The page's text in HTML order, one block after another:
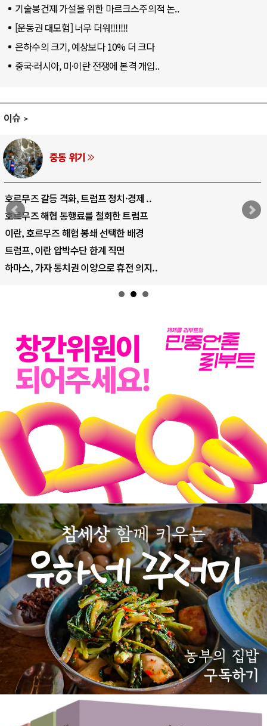
기술봉건제 가설을 위한 마르크스주의적 논..
[운동권 대모험] 너무 더워!!!!!!!
은하수의 크기, 예상보다 10% 더 크다
중국·러시아, 미·이란 전쟁에 본격 개입..
이슈
AI와 인간
중국 AI, 저가 공세로 글로벌 토큰 시..
AI 국부펀드 구상 놓고 미국 진보진영 ..
AI 데이터센터 반대 투쟁은 새로운 글로..
AI의 숨은 환경 비용: 데이터센터 확산..
AI는 어떻게 미국 민주주의를 잠식하고 ..